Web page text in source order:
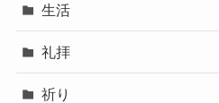
生活
礼拝
祈り